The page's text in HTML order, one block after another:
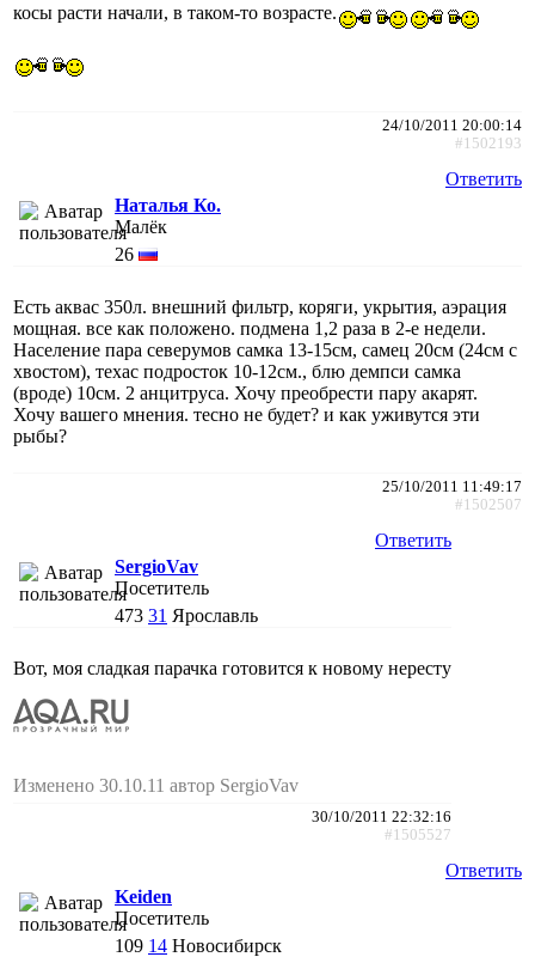
косы расти начали, в таком-то возрасте.
24/10/2011 20:00:14
#1502193
Ответить
Наталья Ко.
Малёк
26
Есть аквас 350л. внешний фильтр, коряги, укрытия, аэрация
мощная. все как положено. подмена 1,2 раза в 2-е недели.
Население пара северумов самка 13-15см, самец 20см (24см с
хвостом), техас подросток 10-12см., блю демпси самка
(вроде) 10см. 2 анцитруса. Хочу преобрести пару акарят.
Хочу вашего мнения. тесно не будет? и как уживутся эти
рыбы?
25/10/2011 11:49:17
#1502507
Ответить
SergioVav
Посетитель
473 31 Ярославль
Вот, моя сладкая парачка готовится к новому нересту
Изменено 30.10.11 автор SergioVav
30/10/2011 22:32:16
#1505527
Ответить
Keiden
Посетитель
109 14 Новосибирск